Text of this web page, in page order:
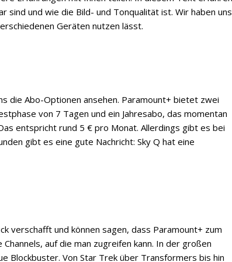
sind und wie die Bild- und Tonqualität ist. Wir haben uns
Geräten nutzen lässt.
die Abo-Optionen ansehen. Paramount+ bietet zwei
von 7 Tagen und ein Jahresabo, das momentan
entspricht rund 5 € pro Monat. Allerdings gibt es bei
gibt es eine gute Nachricht: Sky Q hat eine
verschafft und können sagen, dass Paramount+ zum
auf die man zugreifen kann. In der großen
Blockbuster. Von Star Trek über Transformers bis hin